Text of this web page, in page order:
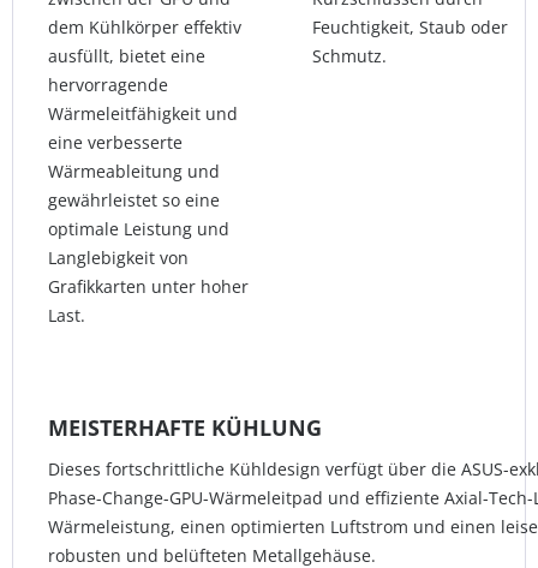
dem Kühlkörper effektiv
ausfüllt, bietet eine
hervorragende
Wärmeleitfähigkeit und
eine verbesserte
Wärmeableitung und
gewährleistet so eine
optimale Leistung und
Langlebigkeit von
Grafikkarten unter hoher
Last.
Feuchtigkeit, Staub oder
Schmutz.
MEISTERHAFTE KÜHLUNG
Dieses fortschrittliche Kühldesign verfügt über die ASUS-
Phase-Change-GPU-Wärmeleitpad und effiziente Axial-
Wärmeleistung, einen optimierten Luftstrom und einen
robusten und belüfteten Metallgehäuse.